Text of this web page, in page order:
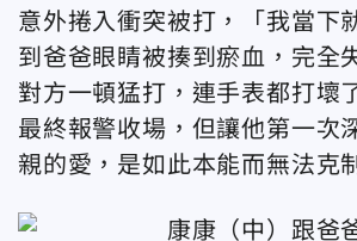
意外捲入衝突被打，「我當下
到爸爸眼睛被揍到瘀血，完全
對方一頓猛打，連手表都打壞
最終報警收場，但讓他第一次
親的愛，是如此本能而無法克